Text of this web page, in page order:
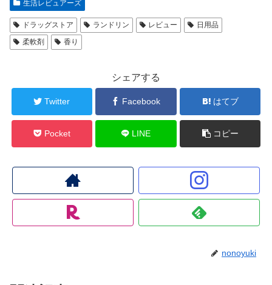
生活レビュアーズ
ドラッグストア ランドリン レビュー
日用品
柔軟剤
香り
シェアする
Twitter Facebook はてブ
Pocket LINE コピー
nonoyuki